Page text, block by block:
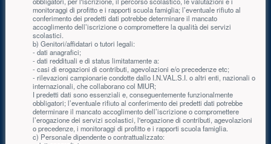
monitoraggi di profitto e i rapporti scuola famiglia; l’eventuale rifiuto al
conferimento dei predetti dati potrebbe determinare il mancato
accoglimento dell’iscrizione o compromettere la qualità dei servizi
scolastici.
b) Genitori/affidatari o tutori legali:
- dati anagrafici;
- dati reddituali e di status limitatamente a:
- casi di erogazioni di contributi, agevolazioni e/o precedenze etc;
- rilevazioni campionarie condotte dallo I.N.VAL.S.I. o altri enti, nazionali o
internazionali, che collaborano col MIUR;
I predetti dati sono essenziali e, conseguentemente funzionalmente
obbligatori; l’eventuale rifiuto al conferimento dei predetti dati potrebbe
determinare il mancato accoglimento dell’iscrizione o compromettere
l’erogazione dei servizi scolastici, l'erogazione di contributi, agevolazioni
o precedenze, i monitoraggi di profitto e i rapporti scuola famiglia.
c) Personale dipendente o contrattualizzato: